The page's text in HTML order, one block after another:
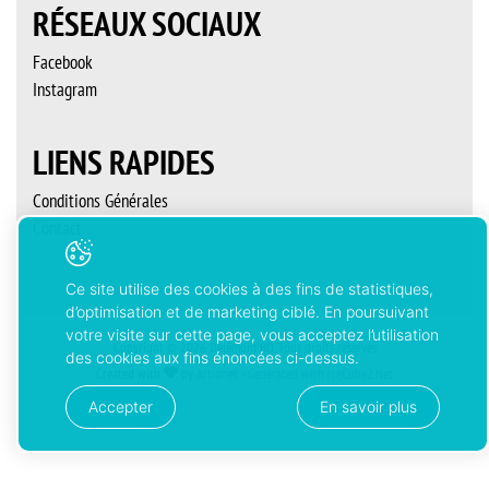
RÉSEAUX SOCIAUX
Facebook
Instagram
LIENS RAPIDES
Conditions Générales
Copyright © 2026 Delémont’BD. Tous droits réservés
Ce site utilise des cookies à des fins de statistiques,
d’optimisation et de marketing ciblé. En poursuivant
votre visite sur cette page, vous acceptez l’utilisation
des cookies aux fins énoncées ci-dessus.
Accepter En savoir plus